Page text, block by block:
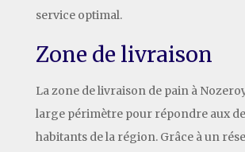
service optimal.
Zone de livraison
La zone de livraison de pain à
large périmètre pour répondre aux
habitants de la région. Grâce à un